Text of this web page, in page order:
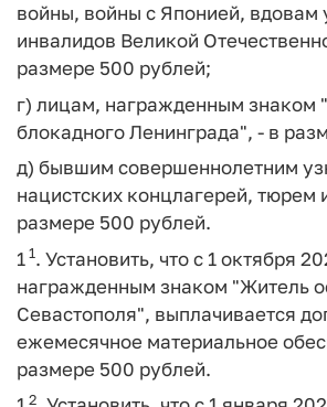
войны, войны с Японией, вдовам
инвалидов Великой
размере 500 рублей;
г) лицам, награжденным знаком
блокадного Ленинграда", - в
д) бывшим совершеннолетним
нацистских концлагерей, тюрем
размере 500 рублей.
1 1. Установить, что с 1 октября
награжденным знаком "Житель
Севастополя", выплачивается
ежемесячное материальное
размере 500 рублей.
2